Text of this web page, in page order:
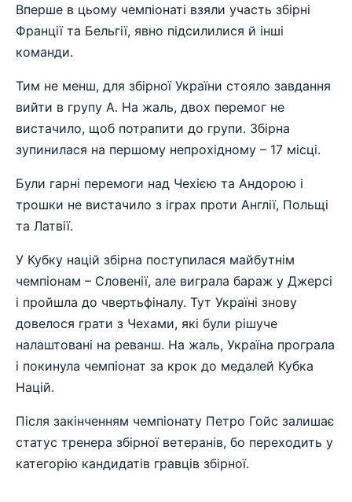
Вперше в цьому чемпіонаті взяли участь збірні
Франції та Бельгії, явно підсилилися й інші
команди.
Тим не менш, для збірної України стояло завдання
вийти в групу А. На жаль, двох перемог не
вистачило, щоб потрапити до групи. Збірна
зупинилася на першому непрохідному – 17 місці.
Були гарні перемоги над Чехією та Андорою і
трошки не вистачило з іграх проти Англії, Польщі
та Латвії.
У Кубку націй збірна поступилася майбутнім
чемпіонам – Словенії, але виграла бараж у Джерсі
і пройшла до чвертьфіналу. Тут Україні знову
довелося грати з Чехами, які були рішуче
налаштовані на реванш. На жаль, Україна програла
і покинула чемпіонат за крок до медалей Кубка
Націй.
Після закінченням чемпіонату Петро Гойс залишає
статус тренера збірної ветеранів, бо переходить у
категорію кандидатів гравців збірної.